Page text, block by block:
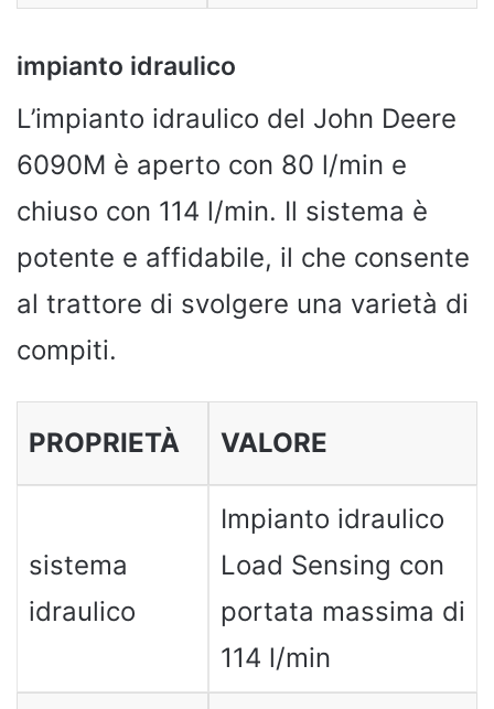
impianto idraulico
L’impianto idraulico del John Deere
6090M è aperto con 80 l/min e
chiuso con 114 l/min. Il sistema è
potente e affidabile, il che consente
al trattore di svolgere una varietà di
compiti.
PROPRIETÀ VALORE
sistema
idraulico
Impianto idraulico
Load Sensing con
portata massima di
114 l/min